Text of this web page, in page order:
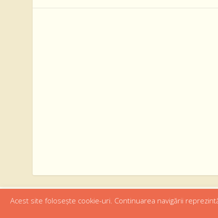
Acest site folosește cookie-uri. Continuarea navigării